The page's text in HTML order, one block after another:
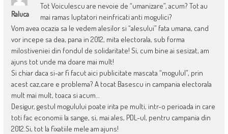
Raluca
Tot Voiculescu are nevoie de “umanizare”, acum? Tot au
mai ramas luptatori neinfricati anti mogulici?
Vom avea ocazia sa le vedem alesilor si “alesului” fata umana, cand
vor incepe sa dea, pana in 2012, mita electorala, sub forma
milostiveniei din fondul de solidaritate! Si, cum bine ai sesizat, am
ajuns tot unde ma doare mai mult!
Si chiar daca si-ar fi facut aici publicitate mascata “mogulul”, prin
acest caz,care e problema? A tocat Basescu in campania electorala
mult mai mult, toaca si acum…
Desigur, gestul mogulului poate irita pe multi, intr-o perioada in care
toti fac economii la sange, si, mai ales, PDL-ul, pentru campania din
2012.Si, tot la fixatiile mele am ajuns!